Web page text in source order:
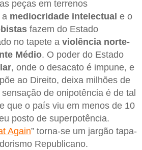
peças em terrenos
a mediocridade intelectual e o
fazem do Estado
no tapete a violência norte-
Médio. O poder do Estado
, onde o desacato é impune, e
ao Direito, deixa milhões de
de onipotência é de tal
que o país viu em menos de 10
posto de superpotência.
Again” torna-se um jargão tapa-
Republicano.